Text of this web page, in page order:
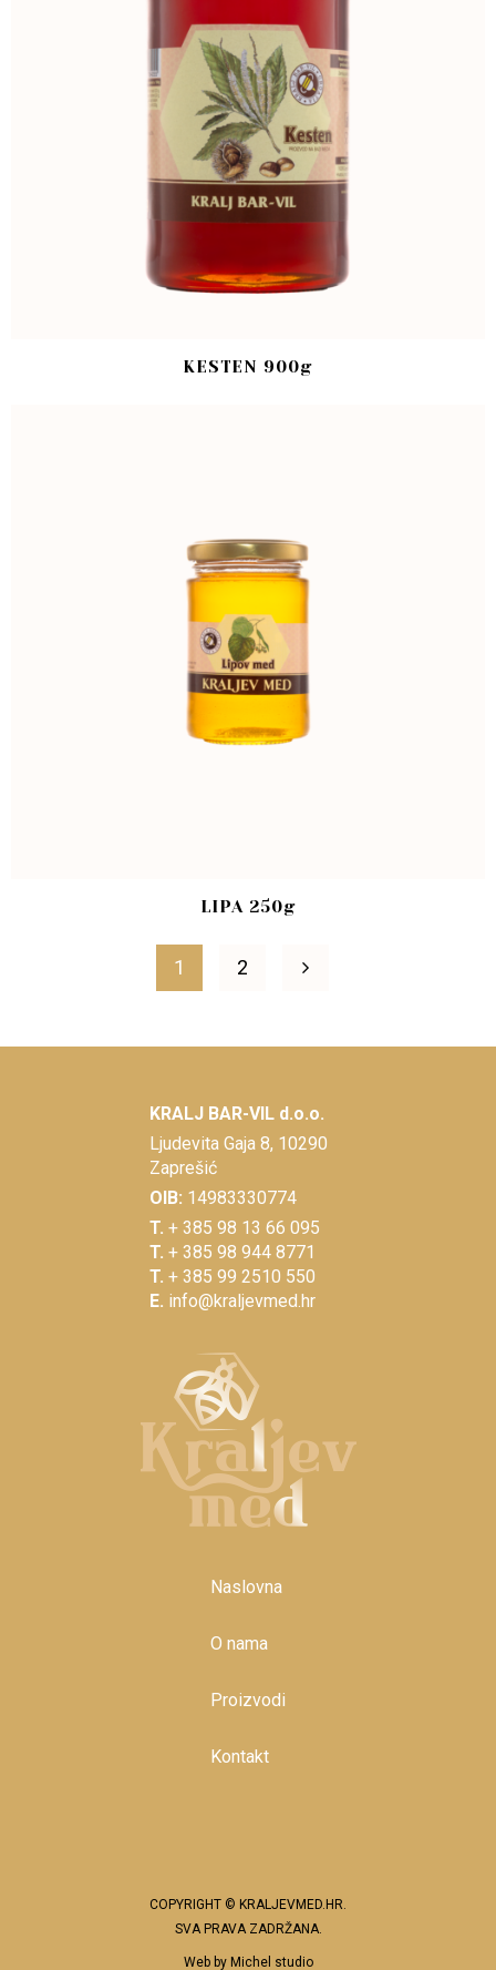
KESTEN 900g
LIPA 250g
1 2
KRALJ BAR-VIL d.o.o.
Ljudevita Gaja 8, 10290
Zaprešić
OIB: 14983330774
T. + 385 98 13 66 095
T. + 385 98 944 8771
T. + 385 99 2510 550
E. info@kraljevmed.hr
Naslovna
O nama
Proizvodi
Kontakt
COPYRIGHT © KRALJEVMED.HR.
SVA PRAVA ZADRŽANA.
Web by Michel studio